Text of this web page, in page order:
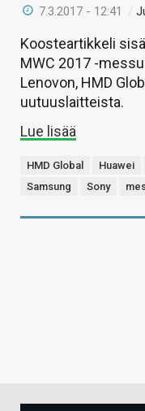
7.3.2017 - 12:41 /
Koosteartikkeli
MWC 2017 -
Lenovon, HMD
uutuuslaitteista.
Lue lisää
HMD Global Huawei
Samsung
Sony